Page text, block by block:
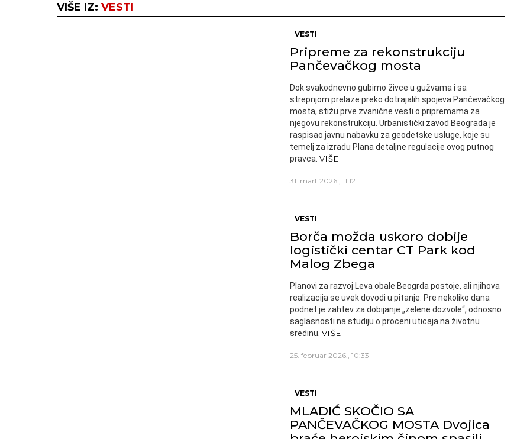
VIŠE IZ: VESTI
VESTI
Pripreme za rekonstrukciju
Pančevačkog mosta
Dok svakodnevno gubimo živce u gužvama i sa
strepnjom prelaze preko dotrajalih spojeva Pančevačkog
mosta, stižu prve zvanične vesti o pripremama za
njegovu rekonstrukciju. Urbanistički zavod Beograda je
raspisao javnu nabavku za geodetske usluge, koje su
temelj za izradu Plana detaljne regulacije ovog putnog
pravca. VIŠE
31. mart 2026., 11:12
VESTI
Borča možda uskoro dobije
logistički centar CT Park kod
Malog Zbega
Planovi za razvoj Leva obale Beogrda postoje, ali njihova
realizacija se uvek dovodi u pitanje. Pre nekoliko dana
podnet je zahtev za dobijanje „zelene dozvole“, odnosno
saglasnosti na studiju o proceni uticaja na životnu
sredinu. VIŠE
25. februar 2026., 10:33
VESTI
MLADIĆ SKOČIO SA
PANČEVAČKOG MOSTA Dvojica